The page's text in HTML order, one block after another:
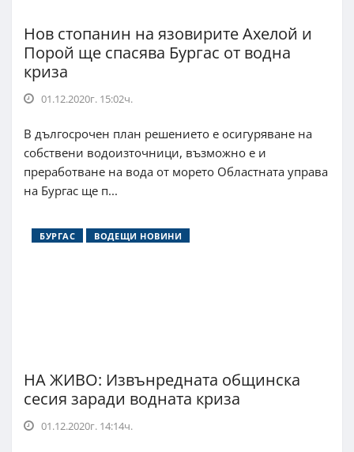
Нов стопанин на язовирите Ахелой и
Порой ще спасява Бургас от водна
криза
01.12.2020г. 15:02ч.
В дългосрочен план решението е осигуряване на
собствени водоизточници, възможно е и
преработване на вода от морето Областната управа
на Бургас ще п...
БУРГАС ВОДЕЩИ НОВИНИ
НА ЖИВО: Извънредната общинска
сесия заради водната криза
01.12.2020г. 14:14ч.